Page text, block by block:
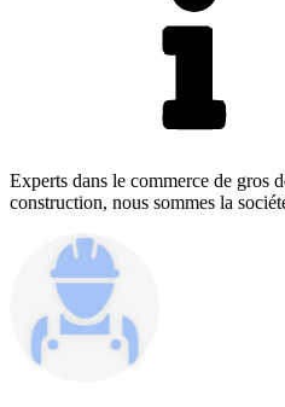
Experts dans le commerce de gros
construction, nous sommes la